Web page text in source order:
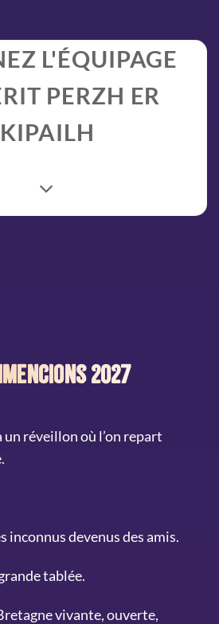
L'ÉQUIPAGE
PERZH ER
2027
réveillon où l’on repart
inconnus devenus des amis.
tablée.
vivante, ouverte,